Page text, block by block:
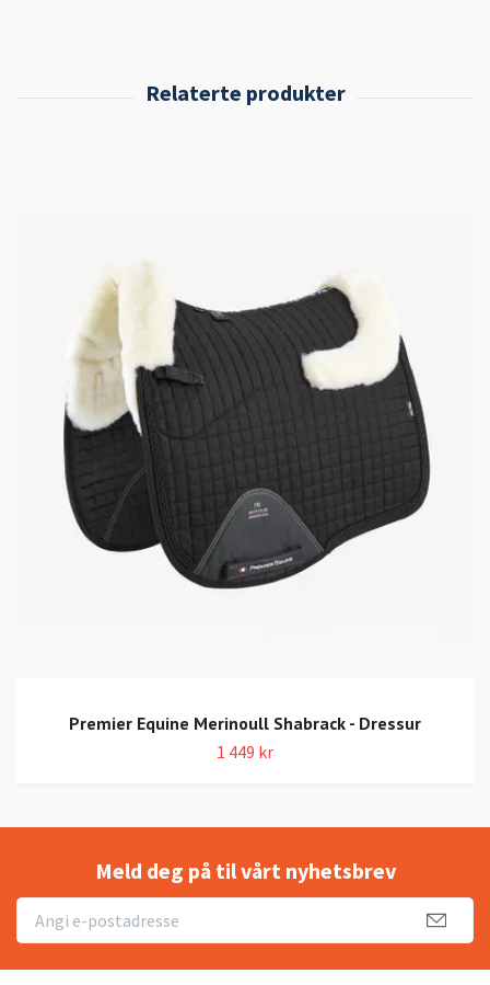
Premier Equine Merinoull Shabrack - Dressur
1 449 kr
Meld deg på til vårt nyhetsbrev